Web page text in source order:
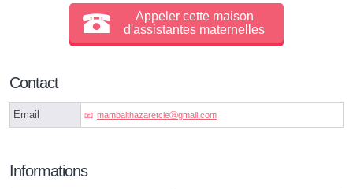
Appeler cette maison
d'assistantes maternelles
Contact
Email mambalthazaretcieⓐgmail.com
Informations